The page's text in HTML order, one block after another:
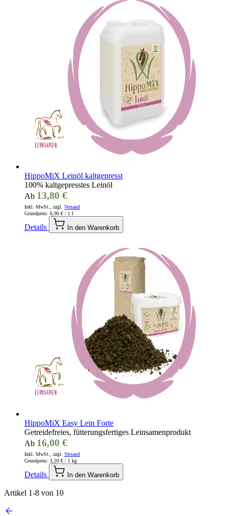
HippoMiX Leinöl kaltgepresst
100% kaltgepresstes Leinöl
Ab 13,80 €
Inkl. MwSt., zzgl. Versand
Grundpreis: 6,90 € / 1 l
Details In den Warenkorb
HippoMiX Easy Lein Forte
Getreidefreies, fütterungsfertiges Leinsamenprodukt
Ab 16,00 €
Inkl. MwSt., zzgl. Versand
Grundpreis: 3,20 € / 1 kg
Details In den Warenkorb
Artikel 1-8 von 10